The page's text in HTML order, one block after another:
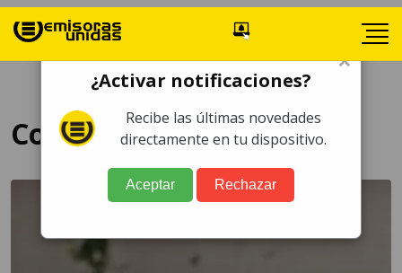
Coca-Cola
×
¿Activar notificaciones?
Recibe las últimas novedades
directamente en tu dispositivo.
Aceptar Rechazar